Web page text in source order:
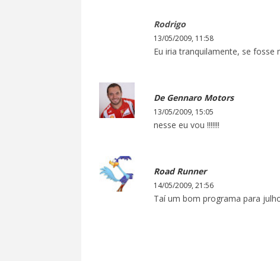
Rodrigo
13/05/2009, 11:58
Eu iria tranquilamente, se
De Gennaro Motors
13/05/2009, 15:05
nesse eu vou !!!!!!!
Road Runner
14/05/2009, 21:56
Taí um bom programa para